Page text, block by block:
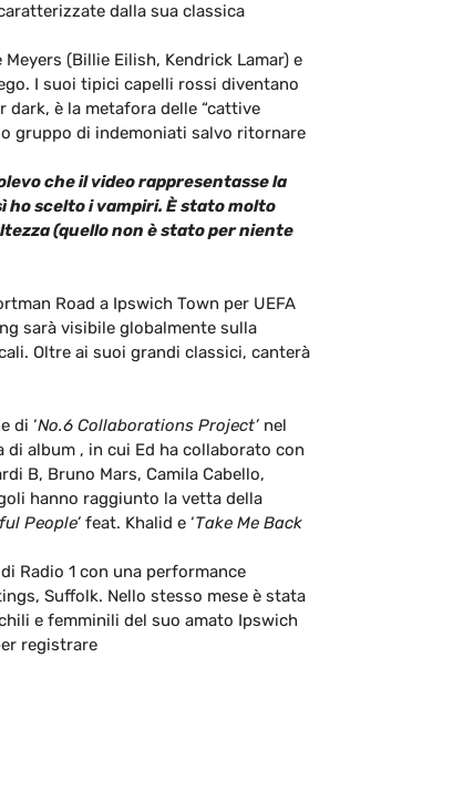
dalla sua classica
(Billie Eilish, Kendrick Lamar) e
I suoi tipici capelli rossi diventano
è la metafora delle “cattive
gruppo di indemoniati salvo ritornare
che il video rappresentasse la
scelto i vampiri. È stato molto
(quello non è stato per niente
Road a Ipswich Town per UEFA
sarà visibile globalmente sulla
Oltre ai suoi grandi classici, canterà
di ‘No.6 Collaborations Project’ nel
album , in cui Ed ha collaborato con
B, Bruno Mars, Camila Cabello,
hanno raggiunto la vetta della
People’ feat. Khalid e ‘Take Me Back
Radio 1 con una performance
Suffolk. Nello stesso mese è stata
e femminili del suo amato Ipswich
registrare